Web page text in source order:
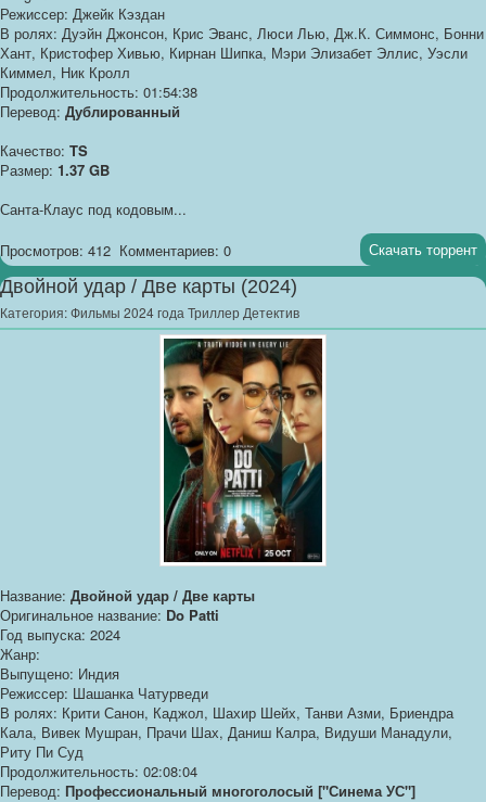
Режиссер: Джейк Кэздан
В ролях: Дуэйн Джонсон, Крис Эванс, Люси Лью, Дж.К. Симмонс, Бонни
Хант, Кристофер Хивью, Кирнан Шипка, Мэри Элизабет Эллис, Уэсли
Киммел, Ник Кролл
Продолжительность: 01:54:38
Перевод: Дублированный
Качество: TS
Размер: 1.37 GB
Санта-Клаус под кодовым...
Просмотров: 412 Комментариев: 0 Скачать торрент
Двойной удар / Две карты (2024)
Категория:Фильмы 2024 года Триллер Детектив
Название: Двойной удар / Две карты
Оригинальное название: Do Patti
Год выпуска: 2024
Жанр:
Выпущено: Индия
Режиссер: Шашанка Чатурведи
В ролях: Крити Санон, Каджол, Шахир Шейх, Танви Азми, Бриендра
Кала, Вивек Мушран, Прачи Шах, Даниш Калра, Видуши Манадули,
Риту Пи Суд
Продолжительность: 02:08:04
Перевод: Профессиональный многоголосый ["Синема УС"]